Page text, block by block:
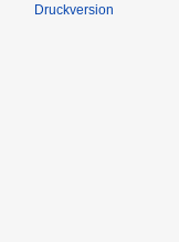
Druckversion